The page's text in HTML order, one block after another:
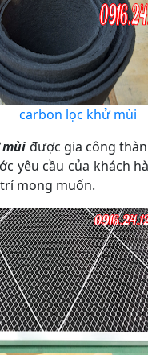
carbon lọc khử mùi
mùi được gia công
yêu cầu của khách
mong muốn.